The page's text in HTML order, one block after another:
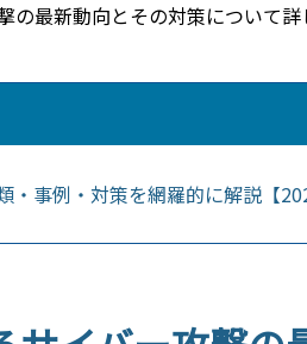
最新動向とその対策について詳
事例・対策を網羅的に解説【